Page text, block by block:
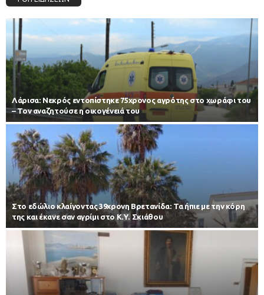
Λάρισα: Νεκρός εντοπίστηκε 75χρονος αγρότης στο χωράφι του
– Toν αναζητούσε η οικογένειά του
Στο εδώλιο κλαίγοντας 39χρονη Βρετανίδα: Τα ήπιε με την κόρη
της και έκανε σαν αγρίμι στο Κ.Υ. Σκιάθου